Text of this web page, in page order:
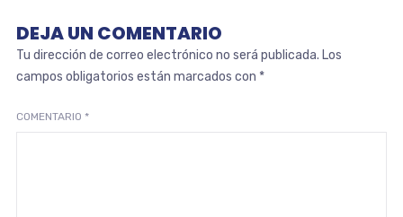
DEJA UN COMENTARIO
Tu dirección de correo electrónico no será publicada. Los
campos obligatorios están marcados con *
COMENTARIO *